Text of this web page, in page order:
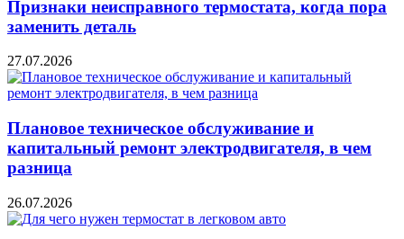
Признаки неисправного термостата, когда пора
заменить деталь
27.07.2026
Плановое техническое обслуживание и
капитальный ремонт электродвигателя, в чем
разница
26.07.2026